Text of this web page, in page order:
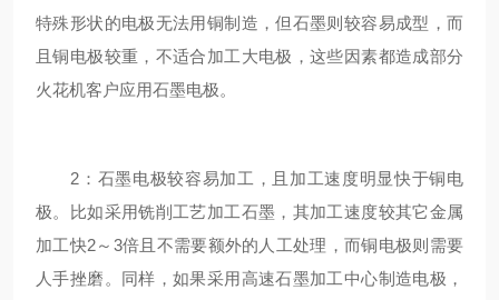
特殊形状的电极无法用铜制造，但石墨则较容易成型，而
且铜电极较重，不适合加工大电极，这些因素都造成部分
火花机客户应用石墨电极。
2：石墨电极较容易加工，且加工速度明显快于铜电
极。比如采用铣削工艺加工石墨，其加工速度较其它金属
加工快2～3倍且不需要额外的人工处理，而铜电极则需要
人手挫磨。同样，如果采用高速石墨加工中心制造电极，